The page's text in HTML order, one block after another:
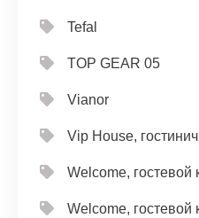
Tefal
TOP GEAR 05
Vianor
Vip House,
Welcome, гостевой
Welcome, гостевой